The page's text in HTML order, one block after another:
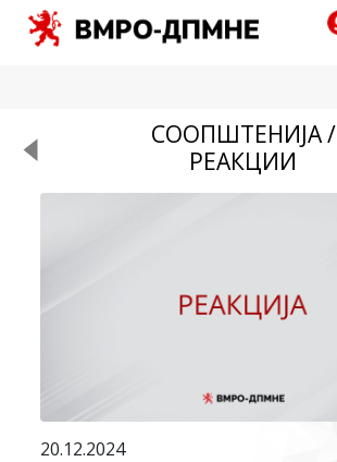
СООПШТЕНИЈА /
РЕАКЦИИ
20.12.2024